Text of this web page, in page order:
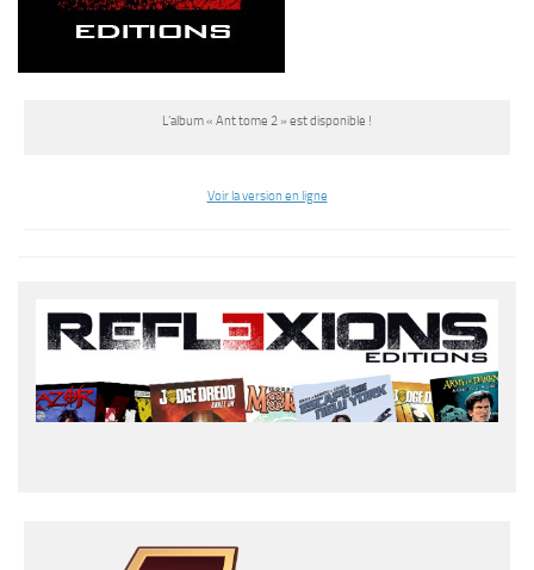
L’album « Ant tome 2 » est disponible !
Voir la version en ligne